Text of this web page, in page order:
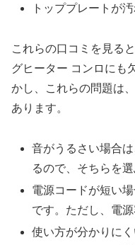
トッププレートが
これらの口コミを見る
グヒーター コンロにも
かし、これらの問題は
あります。
音がうるさい場合
るので、そちらを選
電源コードが短い
です。ただし、電源
使い方が分かりに